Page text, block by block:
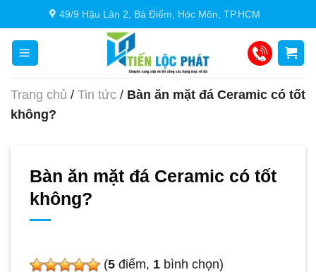
đến
dung
49/9 Hậu Lân 2, Bà Điểm, Hóc Môn, TP.HCM
Trang chủ / Tin tức / Bàn ăn mặt đá Ceramic có tốt
không?
Bàn ăn mặt đá Ceramic có tốt
không?
(5 điểm, 1 bình chọn)